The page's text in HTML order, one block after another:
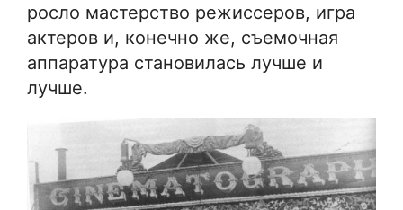
росло мастерство режиссеров, игра
актеров и, конечно же, съемочная
аппаратура становилась лучше и
лучше.